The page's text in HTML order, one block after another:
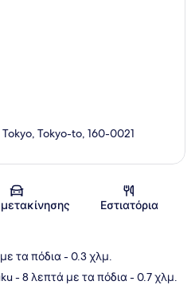
Χάρτης
Tokyo-to, 160-0021
Εστιατόρια
τα πόδια- 0.3 χλμ.
- 8 λεπτά με τα πόδια- 0.7 χλμ.